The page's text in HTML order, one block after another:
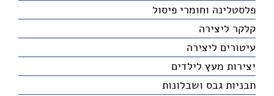
פלסטלינה וחומרי פיסול
קלקר ליצירה
עיטורים ליצירה
יצירות מעץ לילדים
תבניות גבס ושבלונות